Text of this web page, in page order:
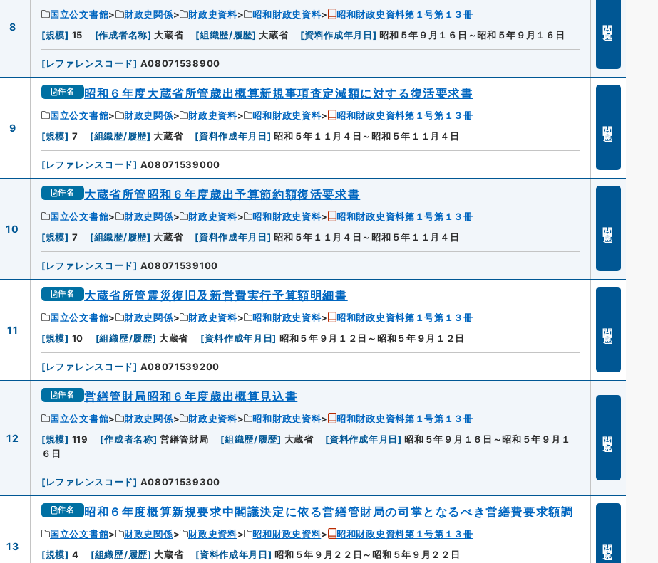
8
国立公文書館 財政史関係 財政史資料 昭和財政史資料
昭和財政史資料第１号第１３冊
[規模] 15 [作成者名称] 大蔵省 [組織歴/履歴] 大蔵省 [資料作成年月日] 昭和５年９月１６日～昭和５年９月１６日
[レファレンスコード] A08071538900
9
件名 昭和６年度大蔵省所管歳出概算新規事項査定減額に対する復活要求書
国立公文書館 財政史関係 財政史資料 昭和財政史資料
昭和財政史資料第１号第１３冊
[規模] 7 [組織歴/履歴] 大蔵省 [資料作成年月日] 昭和５年１１月４日～昭和５年１１月４日
[レファレンスコード] A08071539000
10
件名 大蔵省所管昭和６年度歳出予算節約額復活要求書
国立公文書館 財政史関係 財政史資料 昭和財政史資料
昭和財政史資料第１号第１３冊
[規模] 7 [組織歴/履歴] 大蔵省 [資料作成年月日] 昭和５年１１月４日～昭和５年１１月４日
[レファレンスコード] A08071539100
11
件名 大蔵省所管震災復旧及新営費実行予算額明細書
国立公文書館 財政史関係 財政史資料 昭和財政史資料
昭和財政史資料第１号第１３冊
[規模] 10 [組織歴/履歴] 大蔵省 [資料作成年月日] 昭和５年９月１２日～昭和５年９月１２日
[レファレンスコード] A08071539200
12
件名 営繕管財局昭和６年度歳出概算見込書
国立公文書館 財政史関係 財政史資料 昭和財政史資料
昭和財政史資料第１号第１３冊
[規模] 119 [作成者名称] 営繕管財局 [組織歴/履歴] 大蔵省 [資料作成年月日] 昭和５年９月１６日～昭和５年９月１
６日
[レファレンスコード] A08071539300
13
件名 昭和６年度概算新規要求中閣議決定に依る営繕管財局の司掌となるべき営繕費要求額調
国立公文書館 財政史関係 財政史資料 昭和財政史資料
昭和財政史資料第１号第１３冊
[規模] 4 [組織歴/履歴] 大蔵省 [資料作成年月日] 昭和５年９月２２日～昭和５年９月２２日